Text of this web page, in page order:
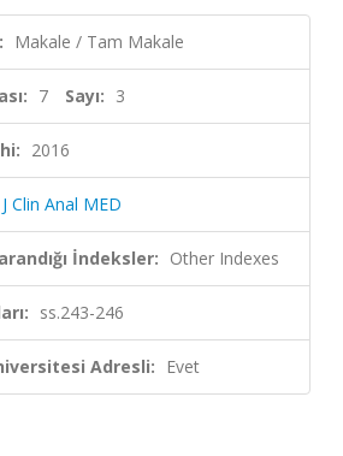
Makale / Tam Makale
7 Sayı: 3
2016
J Clin Anal MED
İndeksler: Other Indexes
ss.243-246
Adresli: Evet